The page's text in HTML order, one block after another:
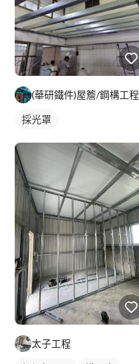
(華研鐵件)屋簷/鋼構工程
採光罩
太子工程